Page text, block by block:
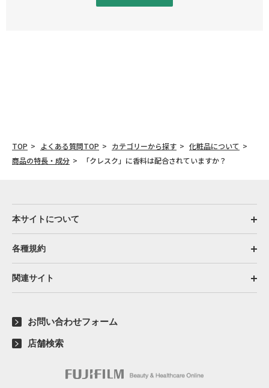
TOP よくある質問TOP カテゴリーから探す
化粧品について
商品の特長・成分
「クレスク」に香料は配合されていますか？
本サイトについて
各種規約
関連サイト
お問い合わせフォーム
店舗検索